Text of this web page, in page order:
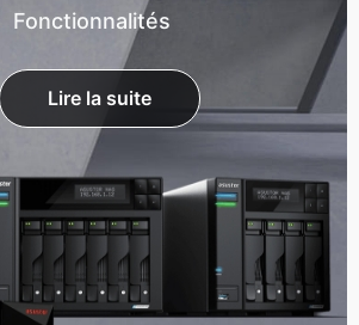
Fonctionnalités
Lire la suite